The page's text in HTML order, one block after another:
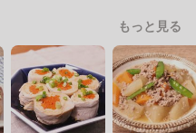
もっと見る